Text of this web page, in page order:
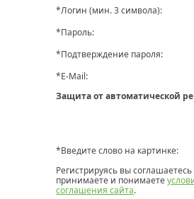
*Логин (мин. 3 символа):
*Пароль:
*Подтверждение пароля:
*E-Mail:
Защита от автоматической
*Введите слово на картинке:
Регистрируясь вы
принимаете и понимаете
соглашения сайта.